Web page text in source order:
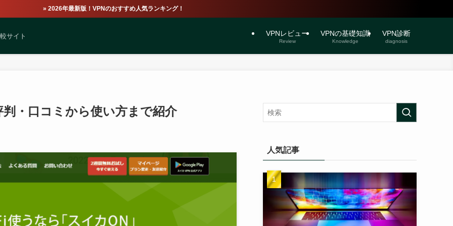
» 2026年最新版！VPNのおすすめ人気ランキング！
サイト VPNレビュー
Review
VPNの基礎知識
Knowledge
VPN診断
diagnosis
・口コミから使い方まで紹介
人気記事